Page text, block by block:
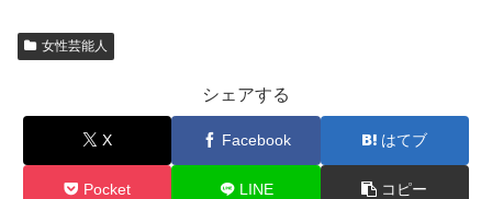
女性芸能人
シェアする
X Facebook はてブ
Pocket LINE コピー